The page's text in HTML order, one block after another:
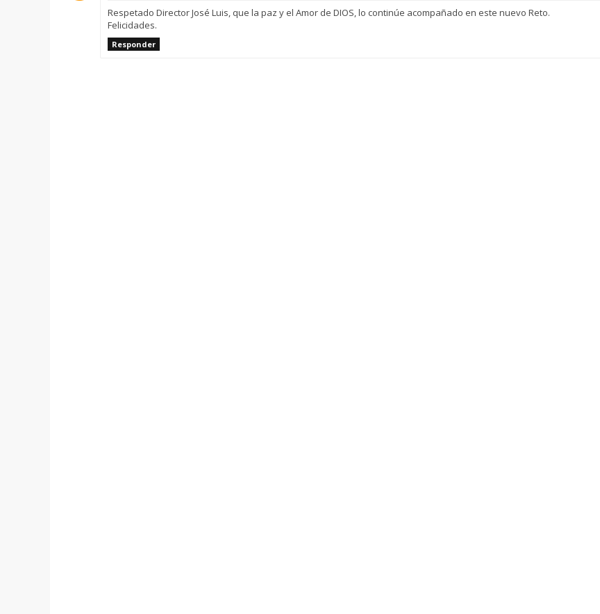
Respetado Director José Luis, que la paz y el Amor de DIOS, lo continúe acompañado en este nuevo Reto.
Felicidades.
Responder